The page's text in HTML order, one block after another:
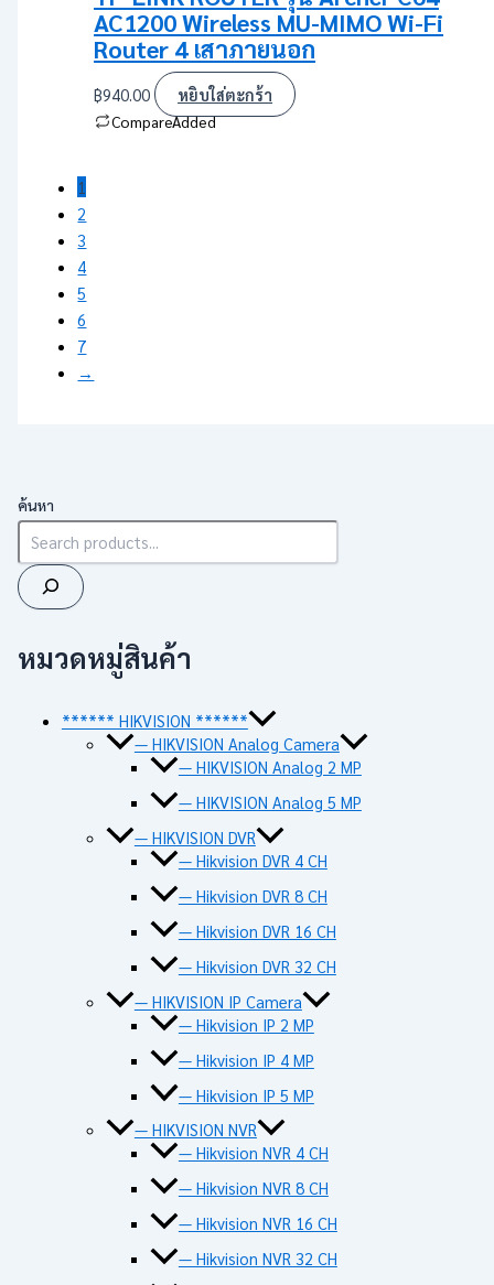
ค้นหา
หมวดหมู่สินค้า
****** HIKVISION ******
— HIKVISION Analog Camera
— HIKVISION Analog 2 MP
— HIKVISION Analog 5 MP
— HIKVISION DVR
— Hikvision DVR 4 CH
— Hikvision DVR 8 CH
— Hikvision DVR 16 CH
— Hikvision DVR 32 CH
— HIKVISION IP Camera
— Hikvision IP 2 MP
— Hikvision IP 4 MP
— Hikvision IP 5 MP
— HIKVISION NVR
— Hikvision NVR 4 CH
— Hikvision NVR 8 CH
— Hikvision NVR 16 CH
— Hikvision NVR 32 CH
AC1200 Wireless MU-MIMO Wi-Fi
Router 4 เสาภายนอก
฿940.00 หยิบใส่ตะกร้า
CompareAdded
1
2
3
4
5
6
7
→